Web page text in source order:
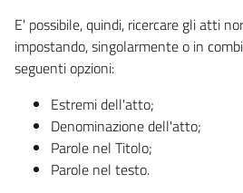
E' possibile, quindi, ricercare gli atti
impostando, singolarmente o in
seguenti opzioni:
Estremi dell'atto;
Denominazione dell'atto;
Parole nel Titolo;
Parole nel testo.